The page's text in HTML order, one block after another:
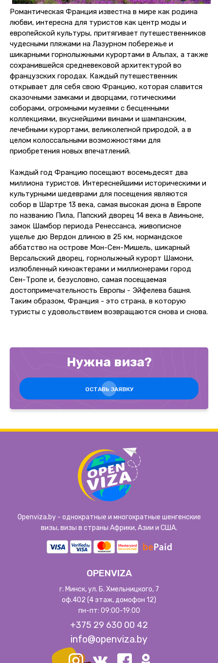
Романтическая Франция известна в мире как родина
любви, интересна для туристов как центр моды и
европейской культуры, притягивает путешественников
чудесными пляжами на Лазурном побережье и
шикарными горнолыжными курортами в Альпах, а также
сохранившейся средневековой архитектурой во
французских городах. Каждый путешественник
открывает для себя свою Францию, которая славится
сказочными замками и дворцами, готическими
соборами, огромными музеями с бесценными
коллекциями, вкуснейшими винами и шампанским,
лечебными курортами, великолепной природой, а в
целом колоссальными возможностями для
приобретения новых впечатлений.
Каждый год Францию посещают восемьдесят два
миллиона туристов. Интереснейшими историческими и
культурными шедеврами для посещения являются
собор в Шартре 13 века, самая высокая дюна в Европе
по названию Пила, Папский дворец 14 века в Авиньоне,
замок Шамбор периода Ренессанса, живописное
ущелье дю Вердон длиною в 25 км, нормандское
аббатство на острове Мон-Сен-Мишель, шикарный
Версальский дворец, горнолыжный курорт Шамони,
излюбленный киноактерами и миллионерами город
Сен-Тропе и, безусловно, самая посещаемая
достопримечательность Европы - Эйфелева башня.
Таким образом, Франция - это страна, в которую
туристы с удовольствием возвращаются снова и снова.
Нужна виза?
ОСТАВЬ ЗАЯВКУ
Openviza.by - однократные и многократные шенгенские
визы, визы в страны Африки, Азии и США.
OPENVIZA
г. Минск, ул. Б. Хмельницкого, 7
оф.402 (4 этаж, домофон 12)
пн-пт: 09:00-19:00
+375 29 630 00 42
info@openviza.by